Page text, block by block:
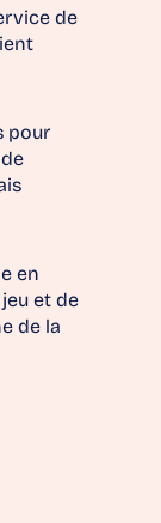
de
pour
en
et de
de la